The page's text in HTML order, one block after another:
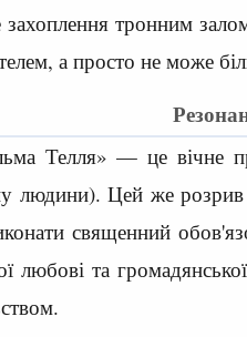
захоплення тронним
а просто не може
Телля» — це вічне
людини). Цей же
священний
любові та